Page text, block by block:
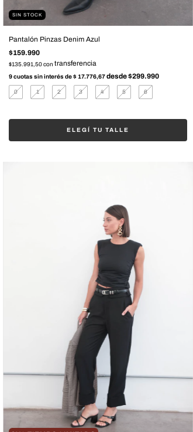
SIN STOCK
Pantalón Pinzas Denim Azul
$159.990
$135.991,50con
9 cuotas sin interés de$ 17.776,67
0 1 2 3 4 5 6
ELEGÍ TU TALLE